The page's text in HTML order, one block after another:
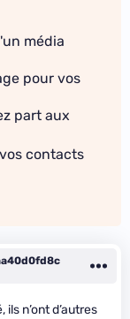
média
pour vos
part aux
contacts
n’ont d’autres